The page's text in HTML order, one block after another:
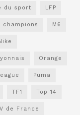
du sport LFP
champions M6
Orange
Puma
TF1 Top 14
de France